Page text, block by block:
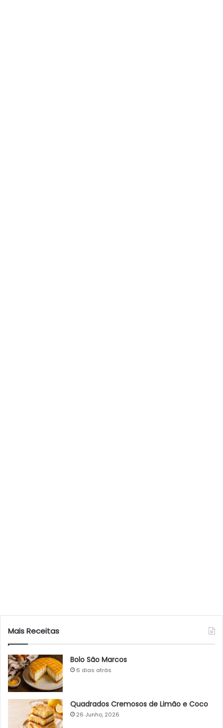
Mais Receitas
Bolo São Marcos
6 dias atrás
Quadrados Cremosos de Limão e Coco
26 Junho, 2026